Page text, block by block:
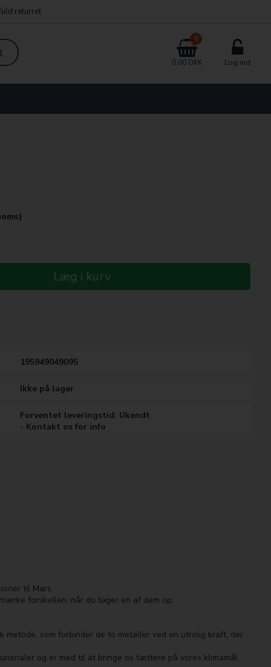
returret
0
0,00 DKK Log ind
Læg i kurv
195949049095
Ikke på lager
Forventet leveringstid: Ukendt
- Kontakt os for info
til Mars.
forskellen, når du tager en af dem op.
som forbinder de to metaller ved en utrolig kraft, der
og er med til at bringe os tættere på vores klimamål